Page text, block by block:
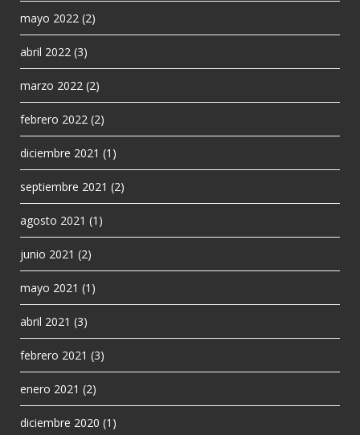
mayo 2022 (2)
abril 2022 (3)
marzo 2022 (2)
febrero 2022 (2)
diciembre 2021 (1)
septiembre 2021 (2)
agosto 2021 (1)
junio 2021 (2)
mayo 2021 (1)
abril 2021 (3)
febrero 2021 (3)
enero 2021 (2)
diciembre 2020 (1)